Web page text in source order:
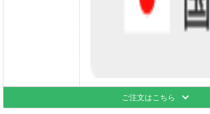
ご注文はこちら